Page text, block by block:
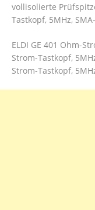
vollisolierte
Tastkopf, 5MHz,
ELDI GE 401 Ohm-
Strom-Tastkopf,
Strom-Tastkopf,